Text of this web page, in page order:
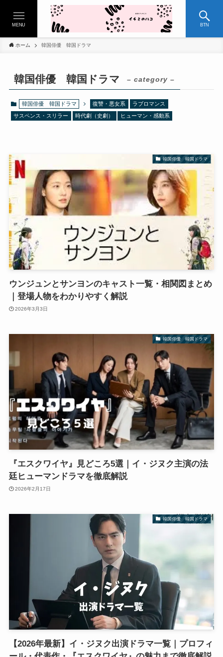
BTN
MENU
ホーム 韓国俳優 韓国ドラマ
韓国俳優 韓国ドラマ – category –
韓国俳優 韓国ドラマ 復讐・悪女系 ラブロマンス
サスペンス・スリラー 時代劇（史劇） ヒューマン・感動系
韓国俳優 韓国ドラマ
ウンジュンとサンヨンのキャスト一覧・相関図まとめ
｜登場人物をわかりやすく解説
2026年3月3日
韓国俳優 韓国ドラマ
『エスクワイヤ』見どころ5選｜イ・ジヌク主演の法
廷ヒューマンドラマを徹底解説
2026年2月17日
韓国俳優 韓国ドラマ
【2026年最新】イ・ジヌク出演ドラマ一覧｜プロフィ